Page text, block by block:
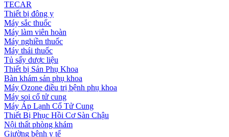
TECAR
Thiết bị đông y
Máy sắc thuốc
Máy làm viên hoàn
Máy nghiền thuốc
Máy thái thuốc
Tủ sấy dược liệu
Thiết bị Sản Phụ Khoa
Bàn khám sản phụ khoa
Máy Ozone điều trị bệnh phụ khoa
Máy soi cổ tử cung
Máy Áp Lạnh Cổ Tử Cung
Thiết Bị Phục Hồi Cơ Sàn Chậu
Nội thất phòng khám
Giường bệnh y tế